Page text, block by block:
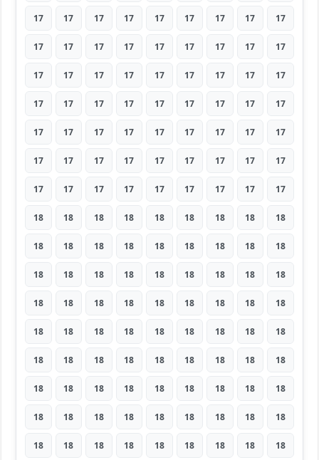
17 17 17 17 17 17 17 17 17
17 17 17 17 17 17 17 17 17
17 17 17 17 17 17 17 17 17
17 17 17 17 17 17 17 17 17
17 17 17 17 17 17 17 17 17
17 17 17 17 17 17 17 17 17
17 17 17 17 17 17 17 17 17
18 18 18 18 18 18 18 18 18
18 18 18 18 18 18 18 18 18
18 18 18 18 18 18 18 18 18
18 18 18 18 18 18 18 18 18
18 18 18 18 18 18 18 18 18
18 18 18 18 18 18 18 18 18
18 18 18 18 18 18 18 18 18
18 18 18 18 18 18 18 18 18
18 18 18 18 18 18 18 18 18